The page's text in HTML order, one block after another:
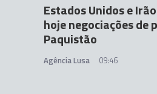
Estados Unidos e
hoje negociações de
Paquistão
Agência Lusa 09:46